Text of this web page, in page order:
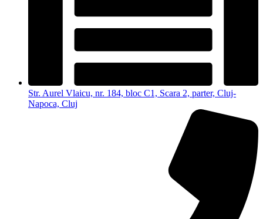
Str. Aurel Vlaicu, nr. 184, bloc C1, Scara 2, parter, Cluj-
Napoca, Cluj